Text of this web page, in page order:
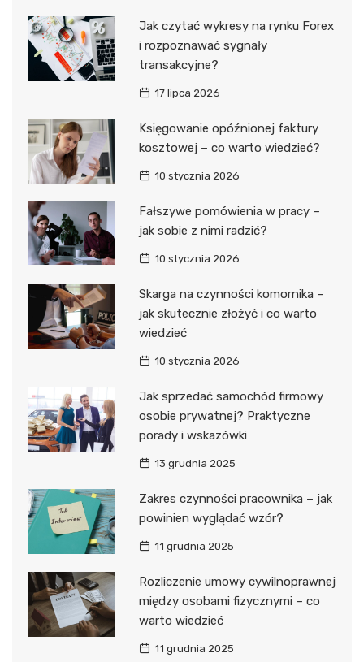
Jak czytać wykresy na rynku Forex
i rozpoznawać sygnały
transakcyjne?
17 lipca 2026
Księgowanie opóźnionej faktury
kosztowej – co warto wiedzieć?
10 stycznia 2026
Fałszywe pomówienia w pracy –
jak sobie z nimi radzić?
10 stycznia 2026
Skarga na czynności komornika –
jak skutecznie złożyć i co warto
wiedzieć
10 stycznia 2026
Jak sprzedać samochód firmowy
osobie prywatnej? Praktyczne
porady i wskazówki
13 grudnia 2025
Zakres czynności pracownika – jak
powinien wyglądać wzór?
11 grudnia 2025
Rozliczenie umowy cywilnoprawnej
między osobami fizycznymi – co
warto wiedzieć
11 grudnia 2025